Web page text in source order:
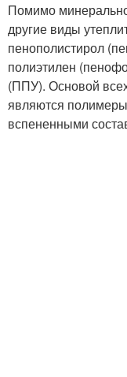
Помимо
другие виды
пенополистирол
полиэтилен
(ППУ). Основой
являются
вспененными